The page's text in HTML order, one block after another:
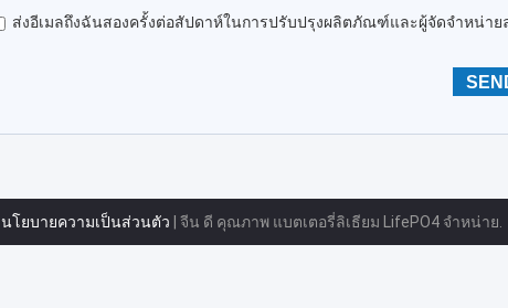
ส่งอีเมลถึงฉันสองครั้งต่อสัปดาห์ในการปรับปรุงผลิตภัณฑ์และผู้จัดจำหน่า
นโยบายความเป็นส่วนตัว | จีน ดี คุณภาพ แบตเตอรี่ลิเธียม LifePO4 จําหน่าย.